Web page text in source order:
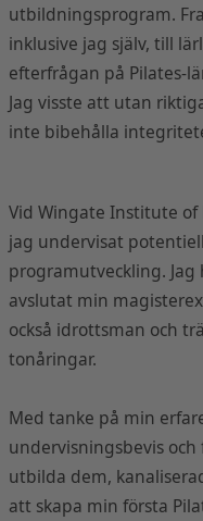
utbildningsprogram.
inklusive jag själv, till
efterfrågan på Pilates-
Jag visste att utan
inte bibehålla
Vid Wingate Institute of
jag undervisat
programutveckling.
avslutat min
också idrottsman och
tonåringar.
Med tanke på min
undervisningsbevis
utbilda dem,
att skapa min första